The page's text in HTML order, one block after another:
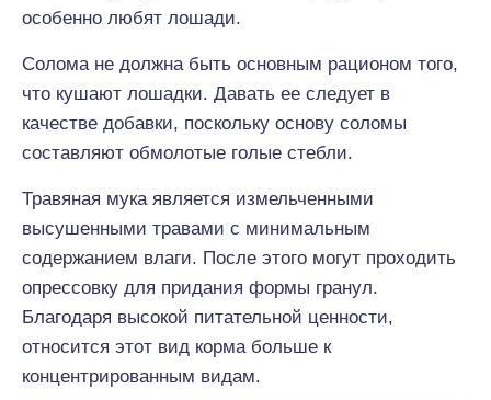
особенно любят лошади.
Солома не должна быть основным рационом того,
что кушают лошадки. Давать ее следует в
качестве добавки, поскольку основу соломы
составляют обмолотые голые стебли.
Травяная мука является измельченными
высушенными травами с минимальным
содержанием влаги. После этого могут проходить
опрессовку для придания формы гранул.
Благодаря высокой питательной ценности,
относится этот вид корма больше к
концентрированным видам.